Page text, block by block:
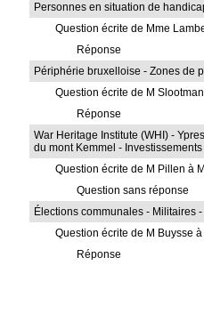
Personnes en situation de
Question écrite de Mme
Réponse
Périphérie bruxelloise - Zones de
Question écrite de M
Réponse
War Heritage Institute (WHI) -
du mont Kemmel -
Question écrite de M Pillen à
Question sans réponse
Élections communales - Militaires
Question écrite de M Buysse
Réponse